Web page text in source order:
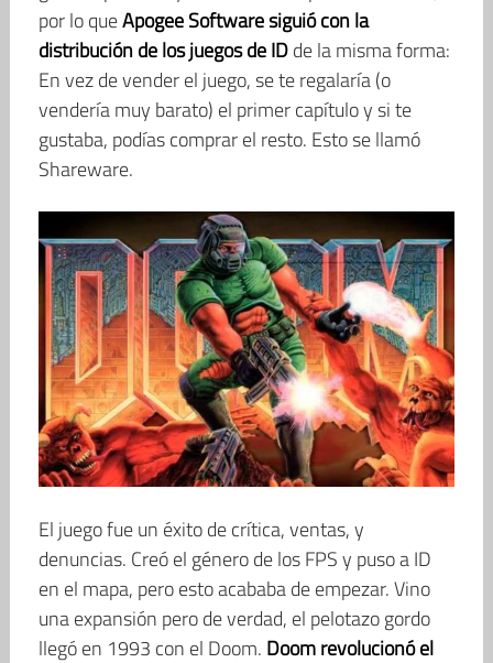
por lo queApogee Software siguió con la
distribución de los juegos de IDde la misma forma:
En vez de vender el juego, se te regalaría (o
vendería muy barato) el primer capítulo y si te
gustaba, podías comprar el resto. Esto se llamó
Shareware.
El juego fue un éxito de crítica, ventas, y
denuncias. Creó el género de los FPS y puso a ID
en el mapa, pero esto acababa de empezar. Vino
una expansión pero de verdad, el pelotazo gordo
llegó en 1993 con el Doom. Doom revolucionó el